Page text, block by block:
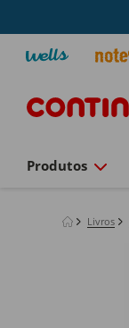
Produtos
Livros